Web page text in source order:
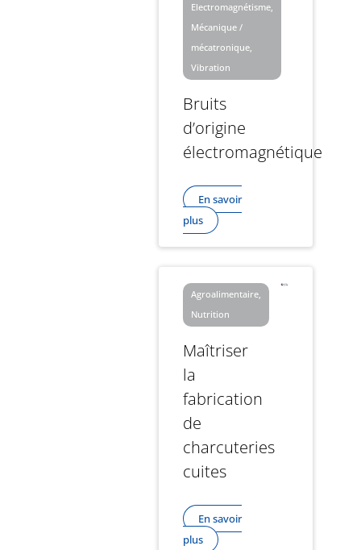
Electromagnétisme,
Mécanique /
mécatronique,
Vibration
Bruits
d’origine
électromagnétique
En savoir
plus
Agroalimentaire,
Nutrition
Maîtriser
la
fabrication
de
charcuteries
cuites
En savoir
plus